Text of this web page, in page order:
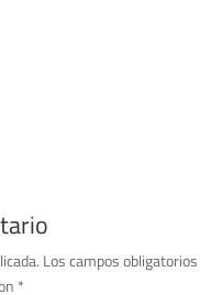
Los campos obligatorios
*